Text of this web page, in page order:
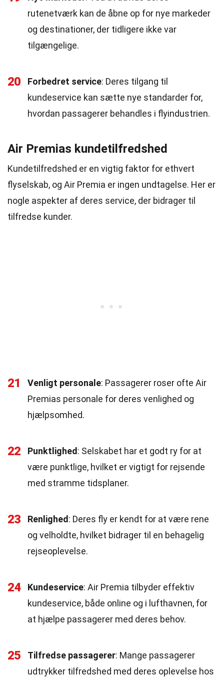
rutenetværk kan de åbne op for nye markeder
og destinationer, der tidligere ikke var
tilgængelige.
20 Forbedret service: Deres tilgang til
kundeservice kan sætte nye standarder for,
hvordan passagerer behandles i flyindustrien.
Air Premias kundetilfredshed
Kundetilfredshed er en vigtig faktor for ethvert
flyselskab, og Air Premia er ingen undtagelse. Her er
nogle aspekter af deres service, der bidrager til
tilfredse kunder.
21 Venligt personale: Passagerer roser ofte Air
Premias personale for deres venlighed og
hjælpsomhed.
22 Punktlighed : Selskabet har et godt ry for at
være punktlige, hvilket er vigtigt for rejsende
med stramme tidsplaner.
23 Renlighed : Deres fly er kendt for at være rene
og velholdte, hvilket bidrager til en behagelig
rejseoplevelse.
24 Kundeservice: Air Premia tilbyder effektiv
kundeservice, både online og i lufthavnen, for
at hjælpe passagerer med deres behov.
25 Tilfredse passagerer: Mange passagerer
udtrykker tilfredshed med deres oplevelse hos